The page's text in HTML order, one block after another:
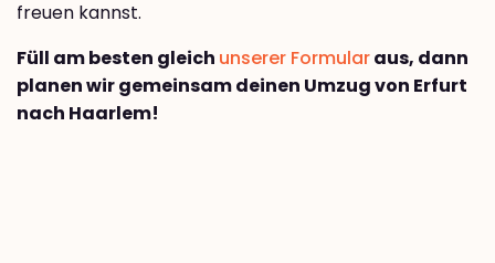
freuen kannst.
Füll am besten gleich unserer Formularaus, dann
planen wir gemeinsam deinen Umzug von Erfurt
nach Haarlem!